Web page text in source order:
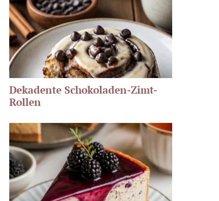
Dekadente Schokoladen-Zimt-
Rollen